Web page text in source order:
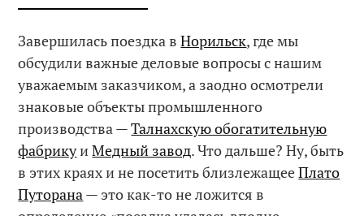
Завершилась поездка вНорильск, где мы
обсудили важные деловые вопросы с нашим
уважаемым заказчиком, а заодно осмотрели
знаковые объекты промышленного
производства —Талнахскую обогатительную
фабрикуиМедный завод. Что дальше? Ну, быть
в этих краях и не посетить близлежащееПлато
Путорана— это как-то не ложится в